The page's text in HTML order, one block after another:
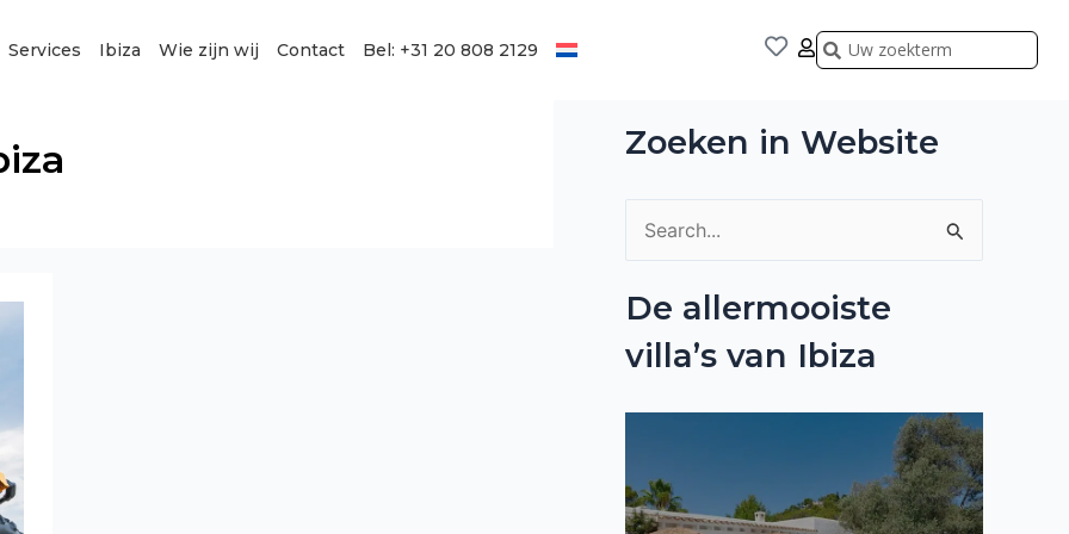
Services Ibiza Wie zijn wij Contact Bel: +31 20 808 2129 Zoeken
Zoeken
Zoeken in Website
e
k
r
De allermooiste
villa’s van Ibiza